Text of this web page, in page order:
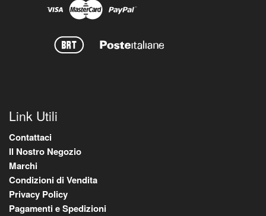
Link Utili
Contattaci
Il Nostro Negozio
Marchi
Condizioni di Vendita
Privacy Policy
Pagamenti e Spedizioni